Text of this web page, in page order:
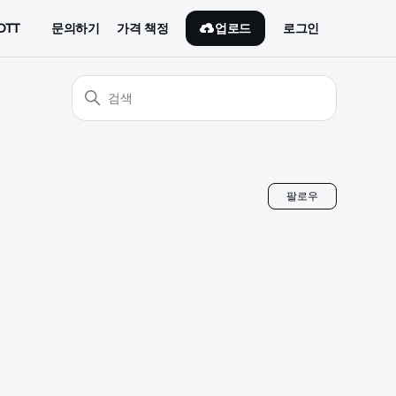
문의하기 가격 책정 업로드 로그인
팔로우 아직 아